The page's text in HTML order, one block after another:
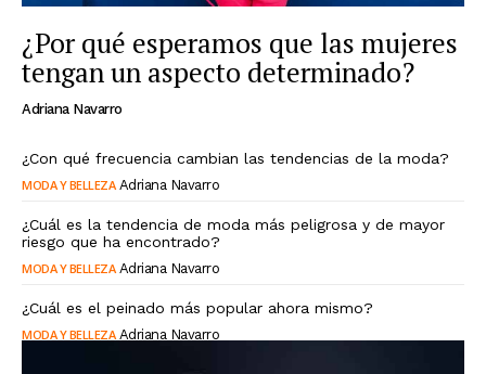
¿Por qué esperamos que las mujeres
tengan un aspecto determinado?
Adriana Navarro
¿Con qué frecuencia cambian las tendencias de la moda?
MODA Y BELLEZA Adriana Navarro
¿Cuál es la tendencia de moda más peligrosa y de mayor
riesgo que ha encontrado?
MODA Y BELLEZA Adriana Navarro
¿Cuál es el peinado más popular ahora mismo?
MODA Y BELLEZA Adriana Navarro